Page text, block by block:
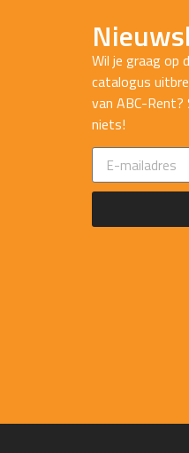
Wil je graag op
catalogus
van ABC-
niets!